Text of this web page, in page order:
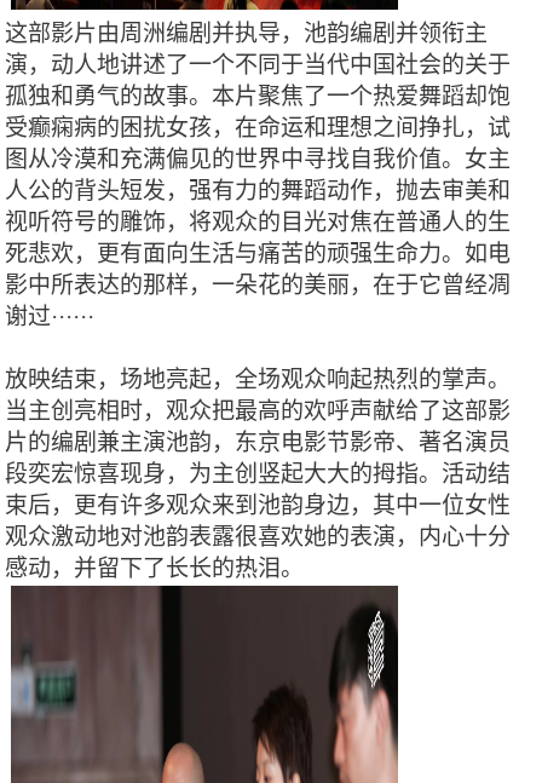
这部影片由周洲编剧并执导，池韵编剧并领衔主
演，动人地讲述了一个不同于当代中国社会的关于
孤独和勇气的故事。本片聚焦了一个热爱舞蹈却饱
受癫痫病的困扰女孩，在命运和理想之间挣扎，试
图从冷漠和充满偏见的世界中寻找自我价值。女主
人公的背头短发，强有力的舞蹈动作，抛去审美和
视听符号的雕饰，将观众的目光对焦在普通人的生
死悲欢，更有面向生活与痛苦的顽强生命力。如电
影中所表达的那样，一朵花的美丽，在于它曾经凋
谢过······
放映结束，场地亮起，全场观众响起热烈的掌声。
当主创亮相时，观众把最高的欢呼声献给了这部影
片的编剧兼主演池韵，东京电影节影帝、著名演员
段奕宏惊喜现身，为主创竖起大大的拇指。活动结
束后，更有许多观众来到池韵身边，其中一位女性
观众激动地对池韵表露很喜欢她的表演，内心十分
感动，并留下了长长的热泪。